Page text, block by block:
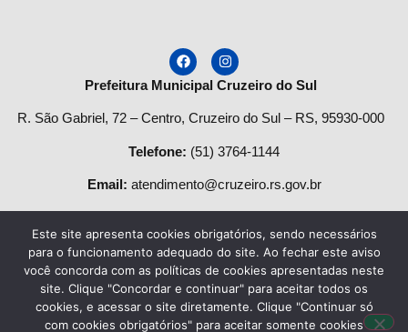
Prefeitura Municipal Cruzeiro do Sul
R. São Gabriel, 72 – Centro, Cruzeiro do Sul – RS, 95930-000
Telefone: (51) 3764-1144
Email: atendimento@cruzeiro.rs.gov.br
Segunda a quinta-feira:
Das08h às 12h e das13:30h às 17h.
Sexta-feira das: às 13h
Este site apresenta cookies obrigatórios, sendo necessários
para o funcionamento adequado do site. Ao fechar este aviso
você concorda com as políticas de cookies apresentadas neste
site. Clique "Concordar e continuar" para aceitar todos os
cookies, e acessar o site diretamente. Clique "Continuar só
com cookies obrigatórios" para aceitar somente cookies